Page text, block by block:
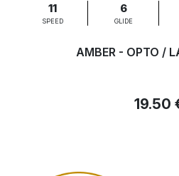
11
SPEED
6
GLIDE
AMBER - OPTO /
19.50